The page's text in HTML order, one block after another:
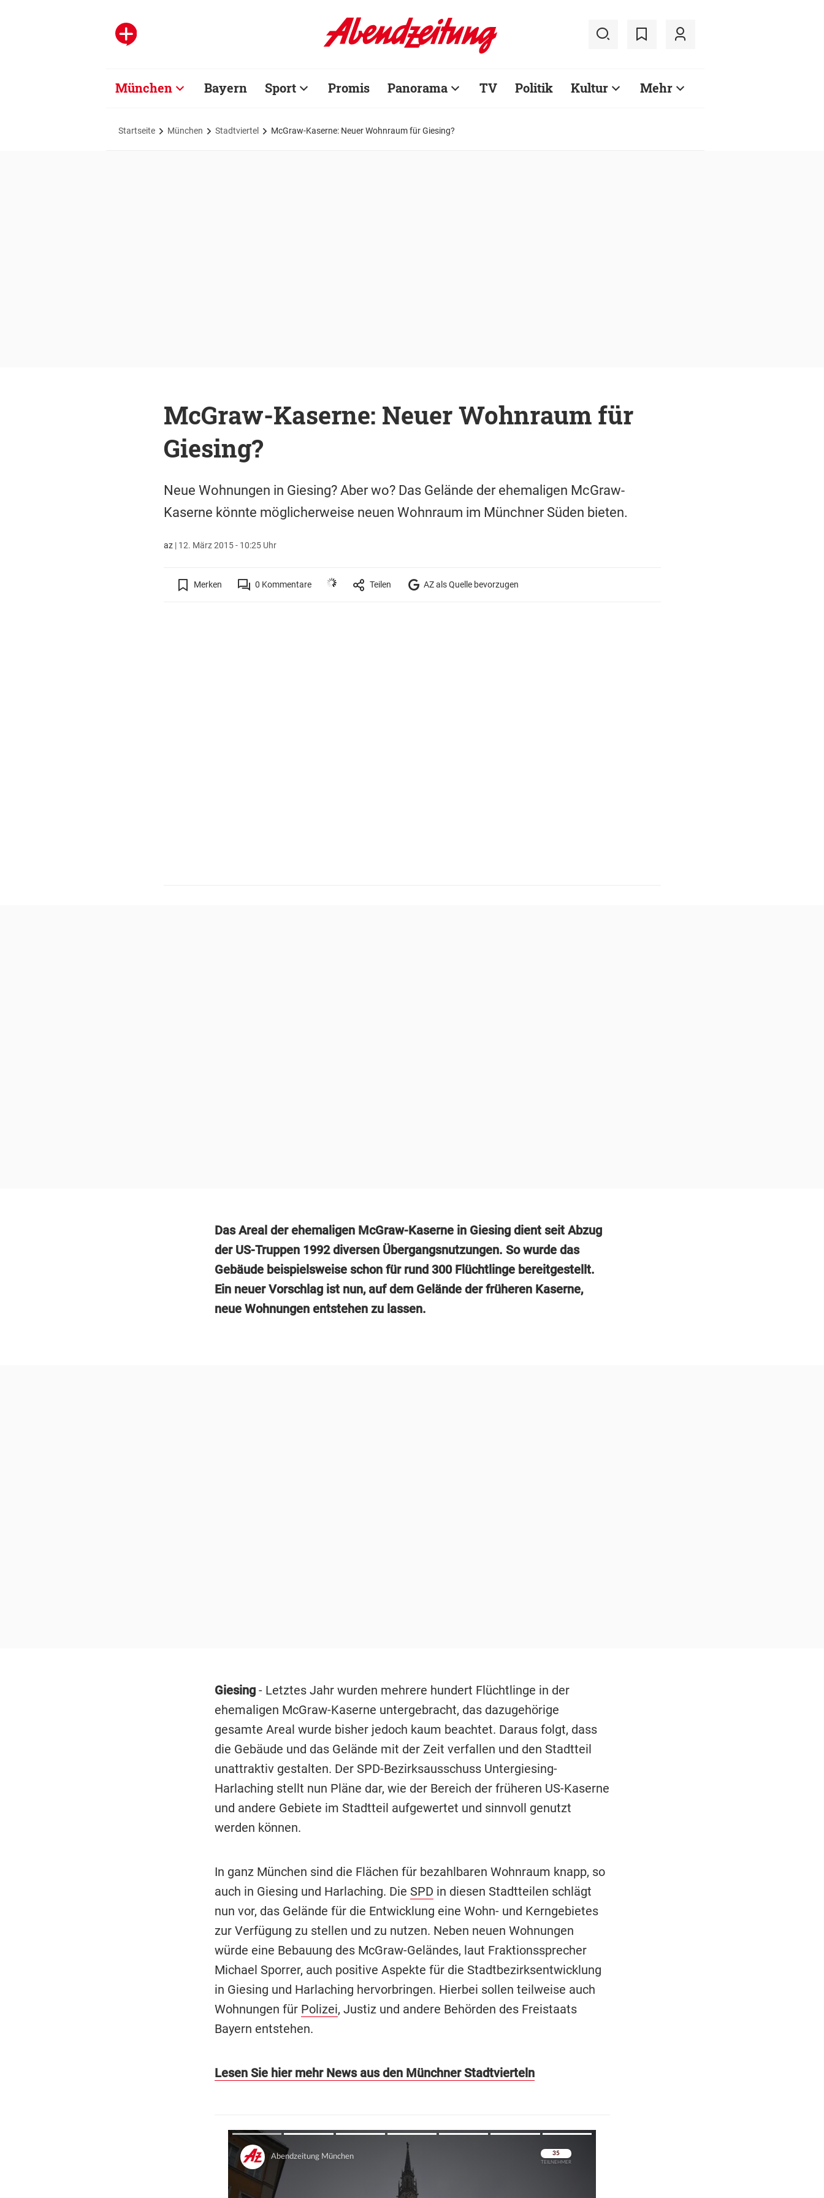
München Bayern Sport Promis Panorama TV Politik Kultur Mehr
Startseite München Stadtviertel McGraw-Kaserne: Neuer Wohnraum für Giesing?
McGraw-Kaserne: Neuer Wohnraum für
Giesing?
Neue Wohnungen in Giesing? Aber wo? Das Gelände der ehemaligen McGraw-
Kaserne könnte möglicherweise neuen Wohnraum im Münchner Süden bieten.
az| 12. März 2015 - 10:25 Uhr
Merken 0 Kommentare Teilen AZ als Quelle bevorzugen
Das Areal der ehemaligen McGraw-Kaserne in Giesing dient seit Abzug
der US-Truppen 1992 diversen Übergangsnutzungen. So wurde das
Gebäude beispielsweise schon für rund 300 Flüchtlinge bereitgestellt.
Ein neuer Vorschlag ist nun, auf dem Gelände der früheren Kaserne,
neue Wohnungen entstehen zu lassen.
Giesing- Letztes Jahr wurden mehrere hundert Flüchtlinge in der
ehemaligen McGraw-Kaserne untergebracht, das dazugehörige
gesamte Areal wurde bisher jedoch kaum beachtet. Daraus folgt, dass
die Gebäude und das Gelände mit der Zeit verfallen und den Stadtteil
unattraktiv gestalten. Der SPD-Bezirksausschuss Untergiesing-
Harlaching stellt nun Pläne dar, wie der Bereich der früheren US-Kaserne
und andere Gebiete im Stadtteil aufgewertet und sinnvoll genutzt
werden können.
In ganz München sind die Flächen für bezahlbaren Wohnraum knapp, so
auch in Giesing und Harlaching. Die SPD in diesen Stadtteilen schlägt
nun vor, das Gelände für die Entwicklung eine Wohn- und Kerngebietes
zur Verfügung zu stellen und zu nutzen. Neben neuen Wohnungen
würde eine Bebauung des McGraw-Geländes, laut Fraktionssprecher
Michael Sporrer, auch positive Aspekte für die Stadtbezirksentwicklung
in Giesing und Harlaching hervorbringen. Hierbei sollen teilweise auch
Wohnungen für Polizei, Justiz und andere Behörden des Freistaats
Bayern entstehen.
Lesen Sie hier mehr News aus den Münchner Stadtvierteln
Überspringen